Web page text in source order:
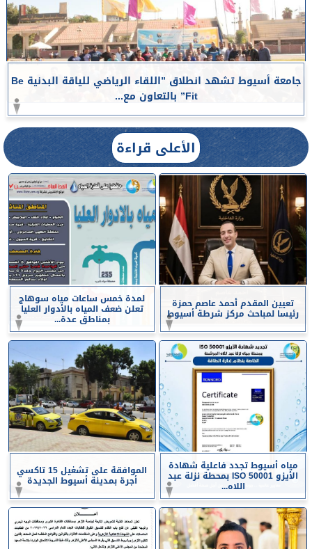
جامعة أسيوط تشهد انطلاق ”اللقاء الرياضي للياقة البدنية Be
Fit” بالتعاون مع...
الأعلى قراءة
تعيين المقدم أحمد عاصم حمزة
رئيسا لمباحث مركز شرطة أسيوط
لمدة خمس ساعات مياه سوهاج
تعلن ضعف المياه بالأدوار العليا
بمناطق عدة...
مياه أسيوط تجدد فاعلية شهادة
الأيزو ISO 50001 بمحطة نزلة عبد
اللاه...
الموافقة على تشغيل 15 تاكسي
أجرة بمدينة أسيوط الجديدة